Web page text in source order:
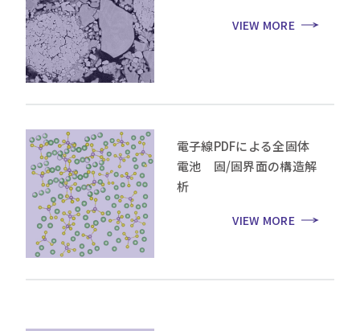
VIEW MORE
電子線PDFによる全固体
電池 固/固界面の構造解
析
VIEW MORE